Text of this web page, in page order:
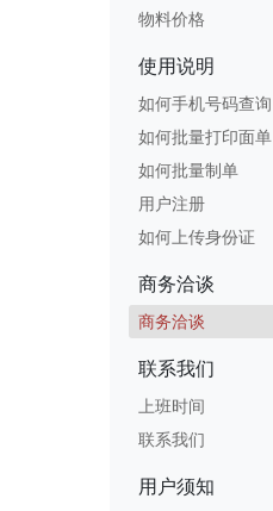
物料价格
使用说明
如何手机号码查询
如何批量打印面单
如何批量制单
用户注册
如何上传身份证
商务洽谈
商务洽谈
联系我们
上班时间
联系我们
用户须知